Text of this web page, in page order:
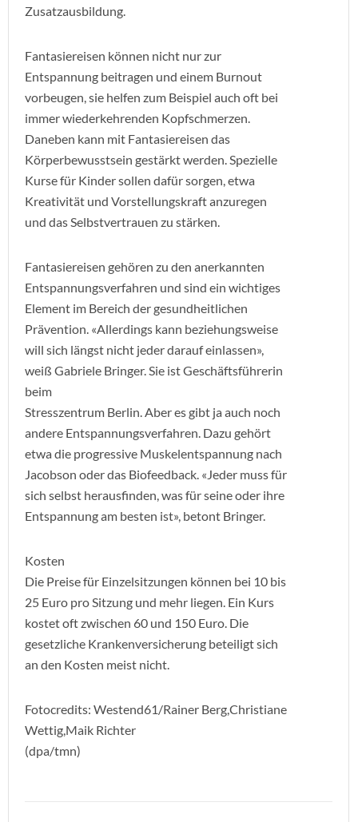
Zusatzausbildung.
Fantasiereisen können nicht nur zur
Entspannung beitragen und einem Burnout
vorbeugen, sie helfen zum Beispiel auch oft bei
immer wiederkehrenden Kopfschmerzen.
Daneben kann mit Fantasiereisen das
Körperbewusstsein gestärkt werden. Spezielle
Kurse für Kinder sollen dafür sorgen, etwa
Kreativität und Vorstellungskraft anzuregen
und das Selbstvertrauen zu stärken.
Fantasiereisen gehören zu den anerkannten
Entspannungsverfahren und sind ein wichtiges
Element im Bereich der gesundheitlichen
Prävention. «Allerdings kann beziehungsweise
will sich längst nicht jeder darauf einlassen»,
weiß Gabriele Bringer. Sie ist Geschäftsführerin
beim
Stresszentrum Berlin. Aber es gibt ja auch noch
andere Entspannungsverfahren. Dazu gehört
etwa die progressive Muskelentspannung nach
Jacobson oder das Biofeedback. «Jeder muss für
sich selbst herausfinden, was für seine oder ihre
Entspannung am besten ist», betont Bringer.
Kosten
Die Preise für Einzelsitzungen können bei 10 bis
25 Euro pro Sitzung und mehr liegen. Ein Kurs
kostet oft zwischen 60 und 150 Euro. Die
gesetzliche Krankenversicherung beteiligt sich
an den Kosten meist nicht.
Fotocredits: Westend61/Rainer Berg,Christiane
Wettig,Maik Richter
(dpa/tmn)